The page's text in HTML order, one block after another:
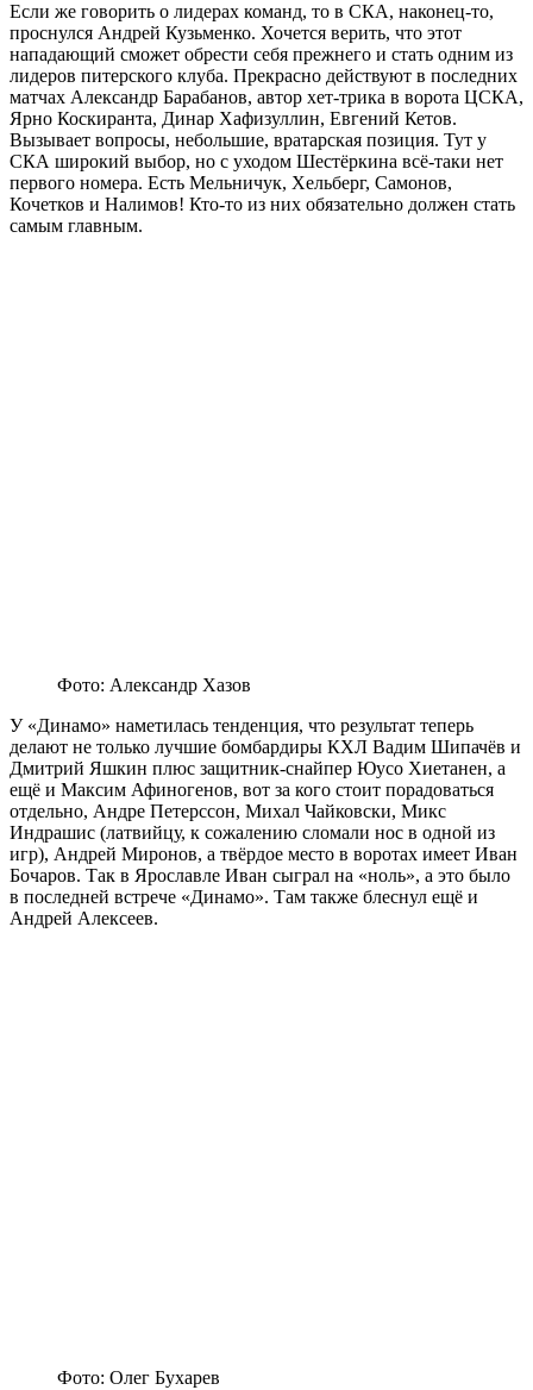
Если же говорить о лидерах команд, то в СКА, наконец-то,
проснулся Андрей Кузьменко. Хочется верить, что этот
нападающий сможет обрести себя прежнего и стать одним из
лидеров питерского клуба. Прекрасно действуют в последних
матчах Александр Барабанов, автор хет-трика в ворота ЦСКА,
Ярно Коскиранта, Динар Хафизуллин, Евгений Кетов.
Вызывает вопросы, небольшие, вратарская позиция. Тут у
СКА широкий выбор, но с уходом Шестёркина всё-таки нет
первого номера. Есть Мельничук, Хельберг, Самонов,
Кочетков и Налимов! Кто-то из них обязательно должен стать
самым главным.
Фото: Александр Хазов
У «Динамо» наметилась тенденция, что результат теперь
делают не только лучшие бомбардиры КХЛ Вадим Шипачёв и
Дмитрий Яшкин плюс защитник-снайпер Юусо Хиетанен, а
ещё и Максим Афиногенов, вот за кого стоит порадоваться
отдельно, Андре Петерссон, Михал Чайковски, Микс
Индрашис (латвийцу, к сожалению сломали нос в одной из
игр), Андрей Миронов, а твёрдое место в воротах имеет Иван
Бочаров. Так в Ярославле Иван сыграл на «ноль», а это было
в последней встрече «Динамо». Там также блеснул ещё и
Андрей Алексеев.
Фото: Олег Бухарев